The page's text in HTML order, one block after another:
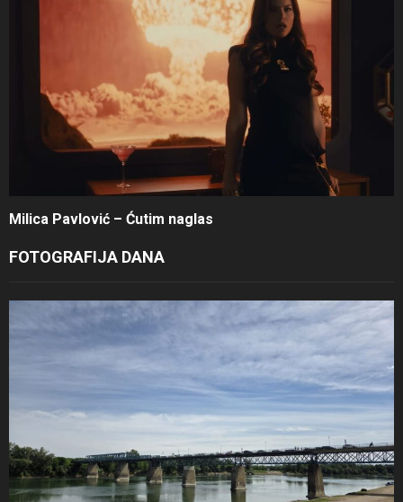
Milica Pavlović – Ćutim naglas
FOTOGRAFIJA DANA